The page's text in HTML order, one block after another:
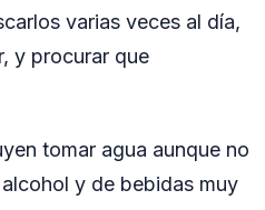
varias veces al día,
y procurar que
tomar agua aunque no
y de bebidas muy